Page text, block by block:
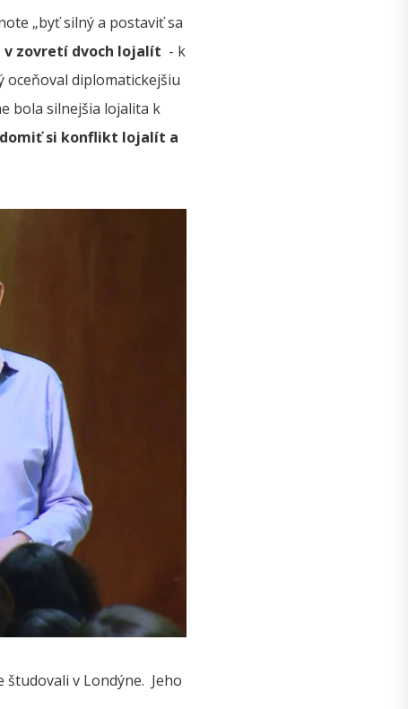
„byť silný a postaviť sa
v zovretí dvoch lojalít - k
diplomatickejšiu
bola silnejšia lojalita k
si konflikt lojalít a
v Londýne. Jeho